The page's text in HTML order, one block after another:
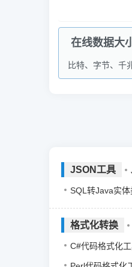
在线数据大
比特、字节、千
JSON工具
SQL转Java实体
格式化转换
C#代码格式化